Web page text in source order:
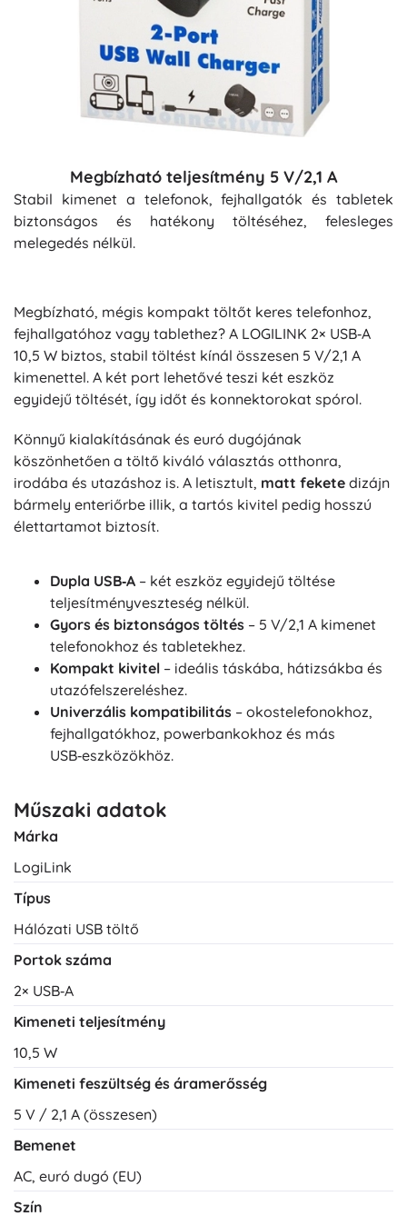
Megbízható teljesítmény 5 V/2,1 A
Stabil kimenet a telefonok, fejhallgatók és tabletek
biztonságos és hatékony töltéséhez, felesleges
melegedés nélkül.
Megbízható, mégis kompakt töltőt keres telefonhoz,
fejhallgatóhoz vagy tablethez? A LOGILINK 2× USB‑A
10,5 W biztos, stabil töltést kínál összesen 5 V/2,1 A
kimenettel. A két port lehetővé teszi két eszköz
egyidejű töltését, így időt és konnektorokat spórol.
Könnyű kialakításának és euró dugójának
köszönhetően a töltő kiváló választás otthonra,
irodába és utazáshoz is. A letisztult, matt fekete dizájn
bármely enteriőrbe illik, a tartós kivitel pedig hosszú
élettartamot biztosít.
Dupla USB‑A – két eszköz egyidejű töltése
teljesítményveszteség nélkül.
Gyors és biztonságos töltés – 5 V/2,1 A kimenet
telefonokhoz és tabletekhez.
Kompakt kivitel – ideális táskába, hátizsákba és
utazófelszereléshez.
Univerzális kompatibilitás – okostelefonokhoz,
fejhallgatókhoz, powerbankokhoz és más
USB‑eszközökhöz.
Műszaki adatok
Márka
LogiLink
Típus
Hálózati USB töltő
Portok száma
2× USB‑A
Kimeneti teljesítmény
10,5 W
Kimeneti feszültség és áramerősség
5 V / 2,1 A (összesen)
Bemenet
AC, euró dugó (EU)
Szín